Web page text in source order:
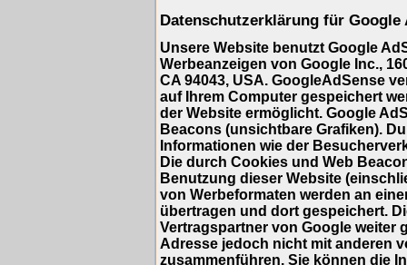
Datenschutzerklärung für Google
Unsere Website benutzt Google
Werbeanzeigen von Google Inc.,
CA 94043, USA. GoogleAdSense
auf Ihrem Computer gespeichert
der Website ermöglicht. Google
Beacons (unsichtbare Grafiken).
Informationen wie der
Die durch Cookies und Web
Benutzung dieser Website
von Werbeformaten werden an
übertragen und dort gespeichert.
Vertragspartner von Google weiter
Adresse jedoch nicht mit anderen
zusammenführen. Sie können die